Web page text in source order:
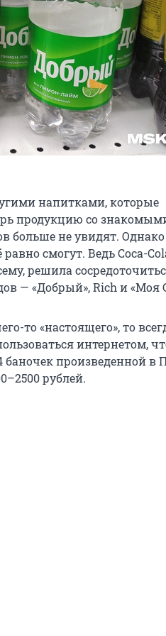
напитками, которые
продукцию со
больше не увидят. Однако
смогут. Ведь Coca-
решила
— «Добрый», Rich и «Моя
то «настоящего», то
интернетом,
баночек произведенной в
рублей.